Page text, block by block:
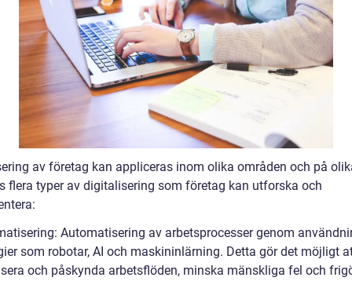
av företag kan appliceras inom olika områden och på
flera typer av digitalisering som företag kan utforska och
Automatisering av arbetsprocesser genom
som robotar, AI och maskininlärning. Detta gör det möjligt
och påskynda arbetsflöden, minska mänskliga fel och